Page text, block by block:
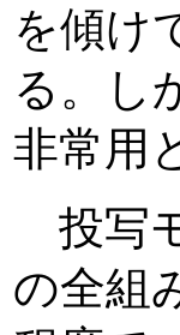
を傾け
る。し
非常用
投写
の全組